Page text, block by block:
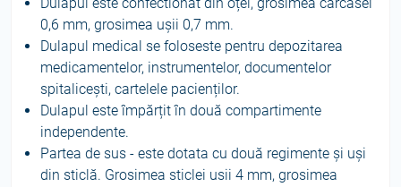
0,6 mm, grosimea ușii 0,7 mm.
Dulapul medical se foloseste pentru depozitarea
medicamentelor, instrumentelor, documentelor
spitalicești, cartelele pacienților.
Dulapul este împărțit în două compartimente
independente.
Partea de sus - este dotata cu două regimente și uși
din sticlă. Grosimea sticlei usii 4 mm, grosimea